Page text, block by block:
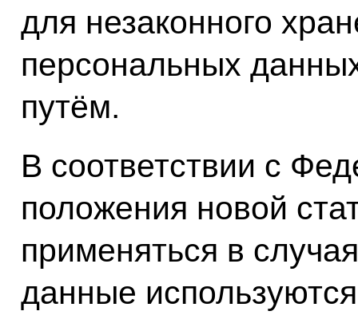
для незаконного
персональных
путём.
В соответствии с
положения новой
применяться в
данные